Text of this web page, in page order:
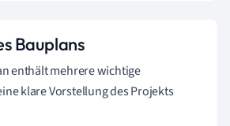
Bauplans
enthält mehrere wichtige
klare Vorstellung des Projekts